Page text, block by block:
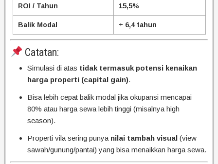
ROI / Tahun 15,5%
Balik Modal ± 6,4 tahun
Catatan:
Simulasi di atas tidak termasuk potensi kenaikan
harga properti (capital gain).
Bisa lebih cepat balik modal jika okupansi mencapai
80% atau harga sewa lebih tinggi (misalnya high
season).
Properti vila sering punya nilai tambah visual (view
sawah/gunung/pantai) yang bisa menaikkan harga sewa.